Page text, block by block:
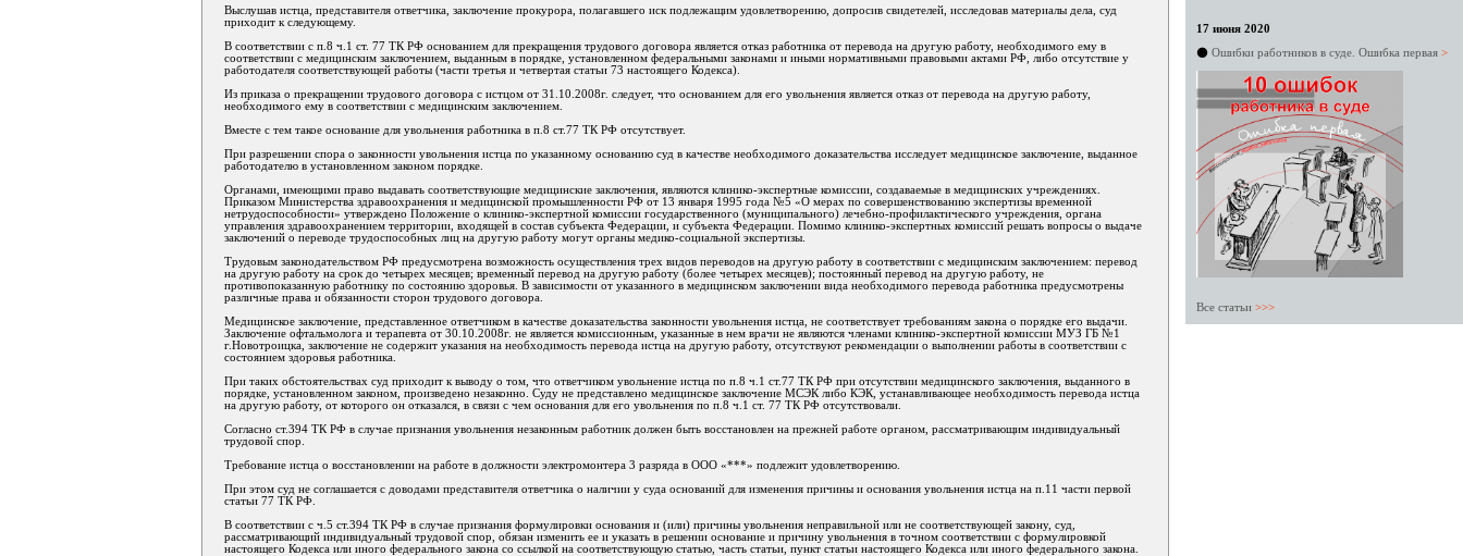
17 июня 2020
⚫ Ошибки работников в суде. Ошибка первая >
Все статьи >>>
Выслушав истца, представителя ответчика, заключение прокурора, полагавшего иск подлежащим удовлетворению, допросив свидетелей, исследовав материалы дела, суд
приходит к следующему.
В соответствии с п.8 ч.1 ст. 77 ТК РФ основанием для прекращения трудового договора является отказ работника от перевода на другую работу, необходимого ему в
соответствии с медицинским заключением, выданным в порядке, установленном федеральными законами и иными нормативными правовыми актами РФ, либо отсутствие у
работодателя соответствующей работы (части третья и четвертая статьи 73 настоящего Кодекса).
Из приказа о прекращении трудового договора с истцом от 31.10.2008г. следует, что основанием для его увольнения является отказ от перевода на другую работу,
необходимого ему в соответствии с медицинским заключением.
Вместе с тем такое основание для увольнения работника в п.8 ст.77 ТК РФ отсутствует.
При разрешении спора о законности увольнения истца по указанному основанию суд в качестве необходимого доказательства исследует медицинское заключение, выданное
работодателю в установленном законом порядке.
Органами, имеющими право выдавать соответствующие медицинские заключения, являются клинико-экспертные комиссии, создаваемые в медицинских учреждениях.
Приказом Министерства здравоохранения и медицинской промышленности РФ от 13 января 1995 года №5 «О мерах по совершенствованию экспертизы временной
нетрудоспособности» утверждено Положение о клинико-экспертной комиссии государственного (муниципального) лечебно-профилактического учреждения, органа
управления здравоохранением территории, входящей в состав субъекта Федерации, и субъекта Федерации. Помимо клинико-экспертных комиссий решать вопросы о выдаче
заключений о переводе трудоспособных лиц на другую работу могут органы медико-социальной экспертизы.
Трудовым законодательством РФ предусмотрена возможность осуществления трех видов переводов на другую работу в соответствии с медицинским заключением: перевод
на другую работу на срок до четырех месяцев; временный перевод на другую работу (более четырех месяцев); постоянный перевод на другую работу, не
противопоказанную работнику по состоянию здоровья. В зависимости от указанного в медицинском заключении вида необходимого перевода работника предусмотрены
различные права и обязанности сторон трудового договора.
Медицинское заключение, представленное ответчиком в качестве доказательства законности увольнения истца, не соответствует требованиям закона о порядке его выдачи.
Заключение офтальмолога и терапевта от 30.10.2008г. не является комиссионным, указанные в нем врачи не являются членами клинико-экспертной комиссии МУЗ ГБ №1
г.Новотроицка, заключение не содержит указания на необходимость перевода истца на другую работу, отсутствуют рекомендации о выполнении работы в соответствии с
состоянием здоровья работника.
При таких обстоятельствах суд приходит к выводу о том, что ответчиком увольнение истца по п.8 ч.1 ст.77 ТК РФ при отсутствии медицинского заключения, выданного в
порядке, установленном законом, произведено незаконно. Суду не представлено медицинское заключение МСЭК либо КЭК, устанавливающее необходимость перевода истца
на другую работу, от которого он отказался, в связи с чем основания для его увольнения по п.8 ч.1 ст. 77 ТК РФ отсутствовали.
Согласно ст.394 ТК РФ в случае признания увольнения незаконным работник должен быть восстановлен на прежней работе органом, рассматривающим индивидуальный
трудовой спор.
Требование истца о восстановлении на работе в должности электромонтера 3 разряда в ООО «***» подлежит удовлетворению.
При этом суд не соглашается с доводами представителя ответчика о наличии у суда оснований для изменения причины и основания увольнения истца на п.11 части первой
статьи 77 ТК РФ.
В соответствии с ч.5 ст.394 ТК РФ в случае признания формулировки основания и (или) причины увольнения неправильной или не соответствующей закону, суд,
рассматривающий индивидуальный трудовой спор, обязан изменить ее и указать в решении основание и причину увольнения в точном соответствии с формулировкой
настоящего Кодекса или иного федерального закона со ссылкой на соответствующую статью, часть статьи, пункт статьи настоящего Кодекса или иного федерального закона.